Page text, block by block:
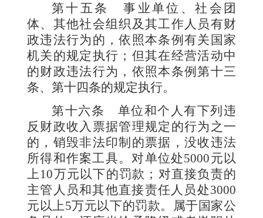
第十五条事业单位、社会团
体、其他社会组织及其工作人员有财
政违法行为的，依照本条例有关国家
机关的规定执行；但其在经营活动中
的财政违法行为，依照本条例第十三
条、第十四条的规定执行。
第十六条 单位和个人有下列违
反财政收入票据管理规定的行为之一
的，销毁非法印制的票据，没收违法
所得和作案工具。对单位处5000元以
上10万元以下的罚款；对直接负责的
主管人员和其他直接责任人员处3000
元以上5万元以下的罚款。属于国家公